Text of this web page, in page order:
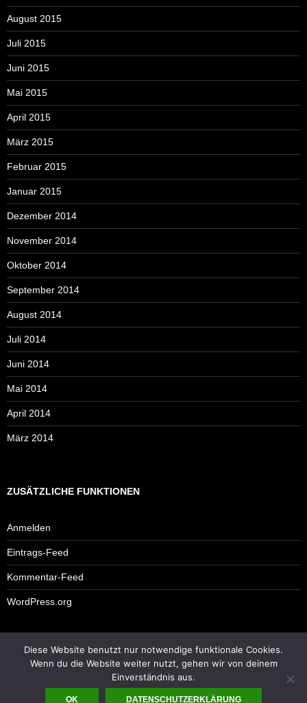
August 2015
Juli 2015
Juni 2015
Mai 2015
April 2015
März 2015
Februar 2015
Januar 2015
Dezember 2014
November 2014
Oktober 2014
September 2014
August 2014
Juli 2014
Juni 2014
Mai 2014
April 2014
März 2014
ZUSÄTZLICHE FUNKTIONEN
Anmelden
Eintrags-Feed
Kommentar-Feed
WordPress.org
Impressum
Diese Website benutzt nur notwendige funktionale Cookies.
Wenn du die Website weiter nutzt, gehen wir von deinem
Einverständnis aus.
OK DATENSCHUTZERKLÄRUNG